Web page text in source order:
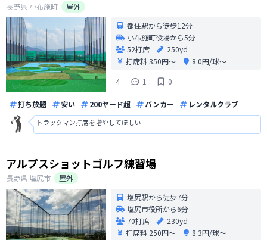
長野県 小布施町
屋外
都住駅から徒歩12分
小布施町役場から5分
52打席
250yd
打席料350円〜
8.0円/球〜
4
1 0
打ち放題 安い 200ヤード超 バンカー レンタルクラブ
トラックマン打席を増やしてほしい
アルプスショットゴルフ練習場
長野県塩尻市
屋外
塩尻駅から徒歩7分
塩尻市役所から6分
70打席
230yd
打席料 250円〜
8.3円/球〜